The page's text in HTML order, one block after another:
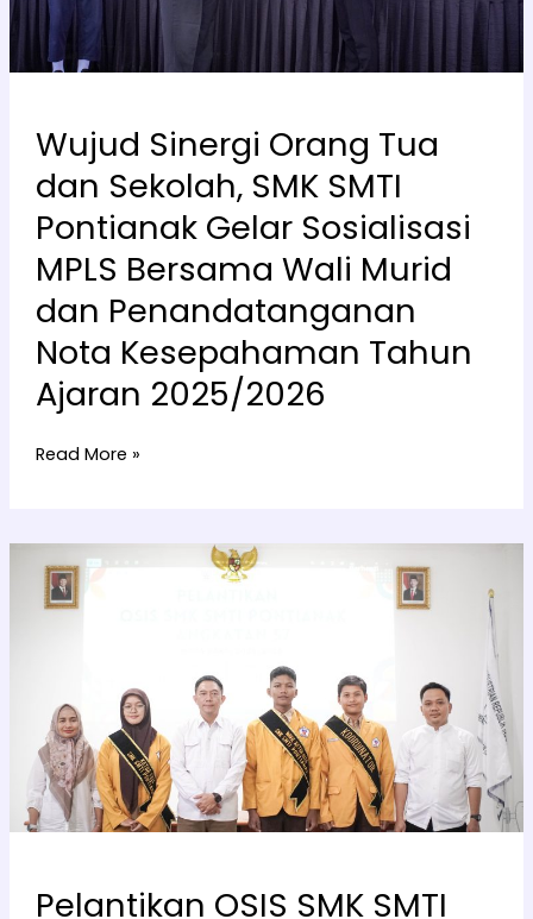
Wujud Sinergi Orang Tua
dan Sekolah, SMK SMTI
Pontianak Gelar Sosialisasi
MPLS Bersama Wali Murid
dan Penandatanganan
Nota Kesepahaman Tahun
Ajaran 2025/2026
Pontianak
Gelar
Sosialisasi
Wali
Murid
dan
Penandatanganan
Nota
Kesepahaman
Tahun
Ajaran
2025/2026
Read More »
Pelantikan OSIS SMK SMTI
Pelantikan
OSIS
SMK
57:
Tonggak
Baru
Kepemimpinan
Siswa